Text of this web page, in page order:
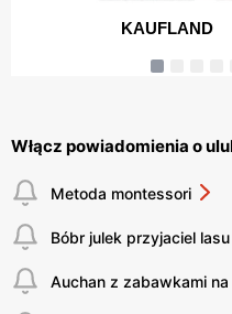
Włącz powiadomienia o
Metoda montessori
Bóbr julek przyjaciel lasu
Auchan z zabawkami na